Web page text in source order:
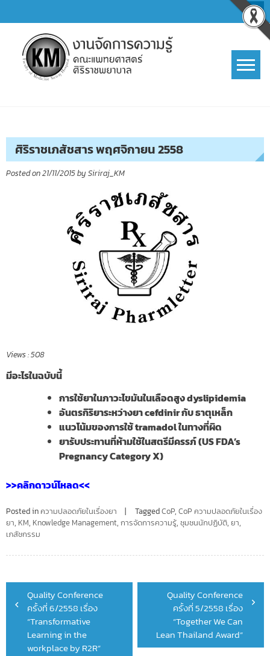
to
content
ศิริราชเภสัชสาร พฤศจิกายน 2558
Posted on21/11/2015by Siriraj_KM
Views :508
มีอะไรในฉบับนี้
การใช้ยาในภาวะไขมันในเลือดสูง dyslipidemia
อันตรกิริยาระหว่างยา cefdinir กับ ธาตุเหล็ก
แนวโน้มของการใช้ tramadol ในทางที่ผิด
ยารับประทานที่ห้ามใช้ในสตรีมีครรภ์ (US FDA’s
Pregnancy Category X)
>>คลิกดาวน์โหลด<<
Posted in ความปลอดภัยในเรื่องยา TaggedCoP, CoP ความปลอดภัยในเรื่อง
ยา, KM, Knowledge Management, การจัดการความรู้, ชุมชนนักปฏิบัติ, ยา,
เภสัชกรรม
Post
navigation
Quality Conference
ครั้งที่ 6/2558 เรื่อง
“Transformative
Learning in the
workplace by R2R”
Quality Conference
ครั้งที่ 5/2558 เรื่อง
“Together We Can
Lean Thailand Award”